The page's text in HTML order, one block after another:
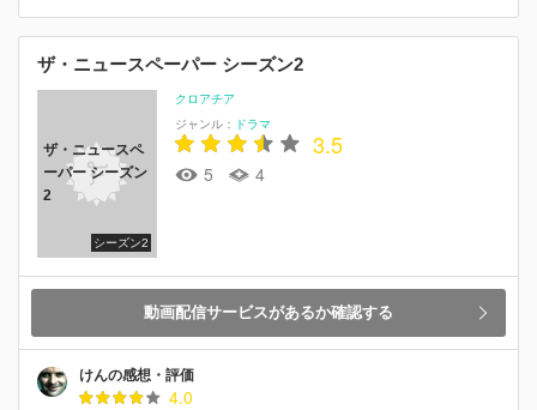
ザ・ニュースペーパー シーズン2
シーズン2
ザ・ニュースペ
ーパー シーズン
2
クロアチア
ジャンル：
ドラマ
3.5
5 4
動画配信サービスがあるか確認する
けんの感想・評価
4.0